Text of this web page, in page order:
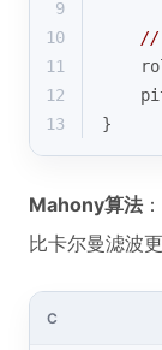
9
10
//
11
12
13
}
Mahony算法 ：
比卡尔曼滤波
C